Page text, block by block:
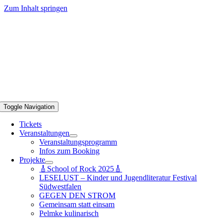
Zum Inhalt springen
Toggle Navigation
Tickets
Veranstaltungen
Veranstaltungsprogramm
Infos zum Booking
Projekte
🎸School of Rock 2025🎸
LESELUST – Kinder und Jugendliteratur Festival
Südwestfalen
GEGEN DEN STROM
Gemeinsam statt einsam
Pelmke kulinarisch